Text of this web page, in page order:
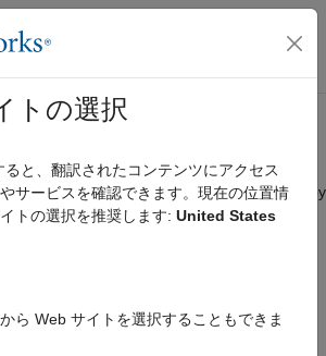
バス ナビゲーション メ
ーム
Time Execution
Transport Layer
J1939 messages that are transported by
Libraries:
Simulink Real-Time / J1939
トの選択
と、翻訳されたコンテンツにアクセス
サービスを確認できます。現在の位置情
トの選択を推奨します: United States
ら Web サイトを選択することもできま